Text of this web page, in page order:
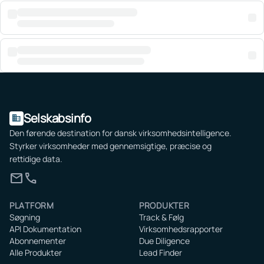
domain Selskabsinfo
Den førende destination for dansk virksomhedsintelligence.
Styrker virksomheder med gennemsigtige, præcise og
rettidige data.
mailcall
PLATFORM
Søgning
API Dokumentation
Abonnementer
Alle Produkter
PRODUKTER
Track & Følg
Virksomhedsrapporter
Due Diligence
Lead Finder